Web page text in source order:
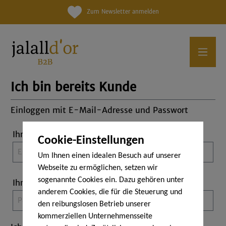
Zum Newsletter anmelden
Ich bin bereits Kunde
Einloggen mit E-Mail-Adresse und Passwort
Ihre E-Mail-Adresse
Ihr Passwort
Cookie-Einstellungen
Um Ihnen einen idealen Besuch auf unserer
Webseite zu ermöglichen, setzen wir
sogenannte Cookies ein. Dazu gehören unter
anderem Cookies, die für die Steuerung und
den reibungslosen Betrieb unserer
kommerziellen Unternehmensseite